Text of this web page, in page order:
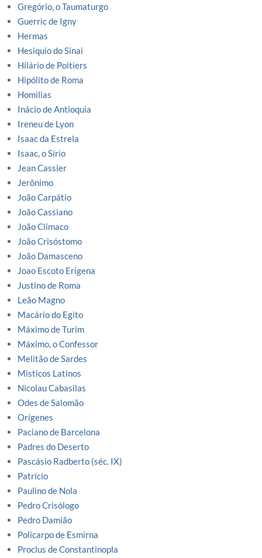
Gregório, o Taumaturgo
Guerric de Igny
Hermas
Hesiquio do Sinai
Hilário de Poitiers
Hipólito de Roma
Homilias
Inácio de Antioquia
Ireneu de Lyon
Isaac da Estrela
Isaac, o Sírio
Jean Cassier
Jerônimo
João Carpátio
João Cassiano
João Clímaco
João Crisóstomo
João Damasceno
Joao Escoto Erigena
Justino de Roma
Leão Magno
Macário do Egito
Máximo de Turim
Máximo, o Confessor
Melitão de Sardes
Misticos Latinos
Nicolau Cabasilas
Odes de Salomão
Orígenes
Paciano de Barcelona
Padres do Deserto
Pascásio Radberto (séc. IX)
Patrício
Paulino de Nola
Pedro Crisólogo
Pedro Damião
Policarpo de Esmirna
Proclus de Constantinopla